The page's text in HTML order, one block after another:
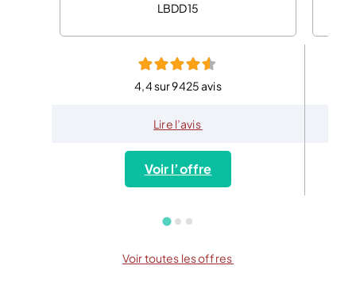
LBDD15
4,4 sur 9425 avis
Lire l’avis
Voir l’offre
Voir toutes les offres